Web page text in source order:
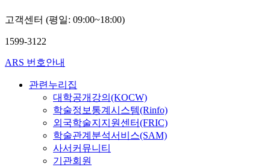
철
고객센터 (평일: 09:00~18:00)
1599-3122
ARS 번호안내
관련누리집
대학공개강의(KOCW)
학술정보통계시스템(Rinfo)
외국학술지지원센터(FRIC)
학술관계분석서비스(SAM)
사서커뮤니티
기관회원